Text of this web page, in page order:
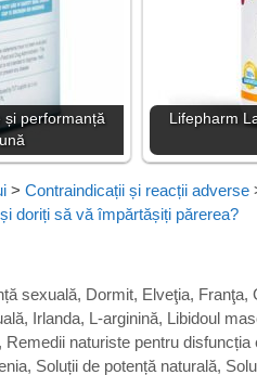
și performanță
Lifepharm
> Contraindicații și reacții adverse
doriți să vă împărtășiți părerea?
sexuală, Dormit, Elveţia, Franţa,
, Irlanda, L-arginină, Libidoul
, Remedii naturiste pentru disfuncția
, Soluții de potență naturală,